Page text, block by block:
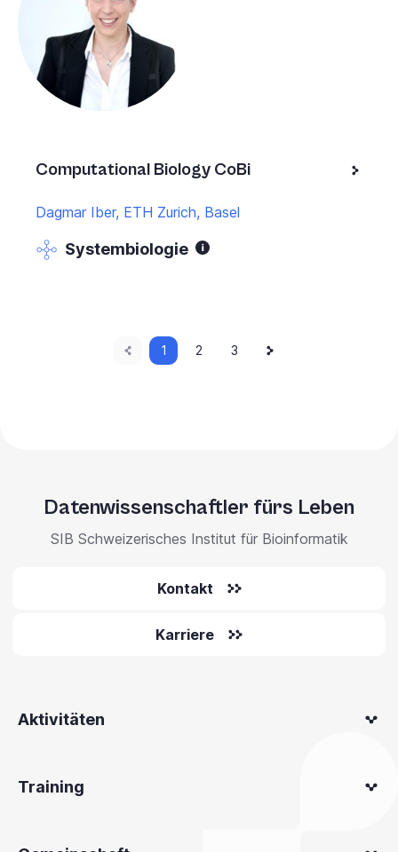
Computational Biology CoBi
Dagmar Iber, ETH Zurich, Basel
Systembiologie
PaginierungVorherige
Seite
Aktuelle
Seite
1 Seite
2 Seite
3
Seite
Datenwissenschaftler fürs Leben
SIB Schweizerisches Institut für Bioinformatik
Kontakt
Karriere
Aktivitäten
Training